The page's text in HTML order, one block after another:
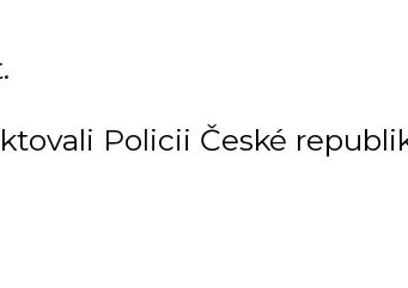
Policii České